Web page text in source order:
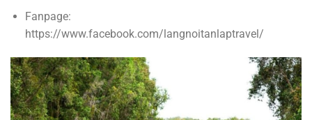
Fanpage:
https://www.facebook.com/langnoitanlaptravel/